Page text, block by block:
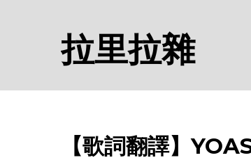
拉里拉雜
【歌詞翻譯】